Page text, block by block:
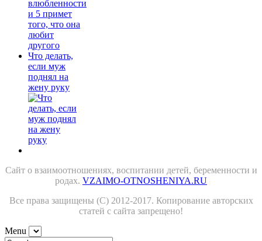
Что делать,
если муж
поднял на
жену руку
Сайт о взаимоотношениях, воспитании детей, беременности и
родах. VZAIMO-OTNOSHENIYA.RU
Все права защищены (С) 2012-2017. Копирование авторских
статей с сайта запрещено!
Menu